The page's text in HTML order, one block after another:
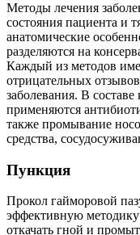
Методы лечения
состояния пациента и
анатомические
разделяются на
Каждый из методов
отрицательных
заболевания. В
применяются
также промывание
средства,
Пункция
Прокол гайморовой
эффективную методику
откачать гной и